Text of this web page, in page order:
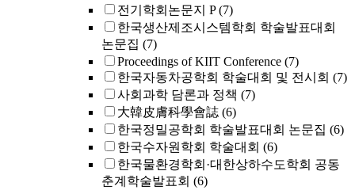
전기학회논문지 P (7)
한국생산제조시스템학회 학술발표대회
논문집 (7)
Proceedings of KIIT Conference (7)
한국자동차공학회 학술대회 및 전시회 (7)
사회과학 담론과 정책 (7)
大韓皮膚科學會誌 (6)
한국정밀공학회 학술발표대회 논문집 (6)
한국수자원학회 학술대회 (6)
한국물환경학회·대한상하수도학회 공동
춘계학술발표회 (6)